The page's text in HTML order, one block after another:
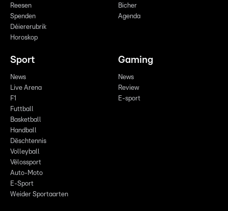
Reesen
Spenden
Déiererubrik
Horoskop
Bicher
Agenda
Sport
News
Live Arena
F1
Futtball
Basketball
Handball
Dëschtennis
Volleyball
Vëlossport
Auto-Moto
E-Sport
Weider Sportaarten
Gaming
News
Review
E-sport